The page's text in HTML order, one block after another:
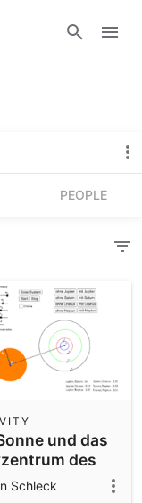
PEOPLE
und das
des
Schleck